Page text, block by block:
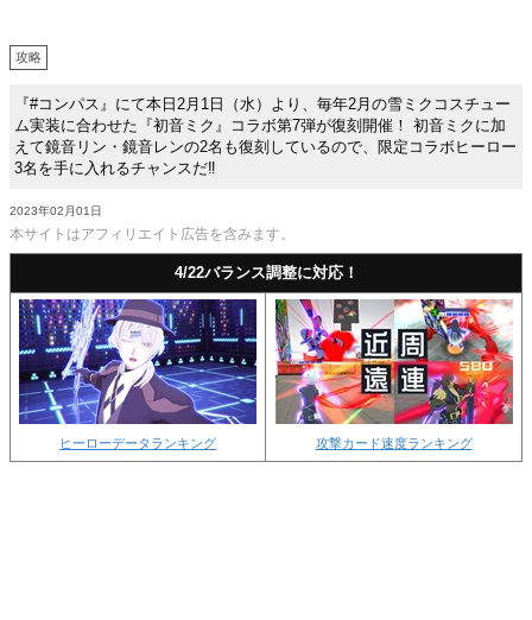
攻略
『#コンパス』にて本日2月1日（水）より、毎年2月の雪ミクコスチュー
ム実装に合わせた『初音ミク』コラボ第7弾が復刻開催！ 初音ミクに加
えて鏡音リン・鏡音レンの2名も復刻しているので、限定コラボヒーロー
3名を手に入れるチャンスだ‼️
2023年02月01日
本サイトはアフィリエイト広告を含みます。
4/22バランス調整に対応！
ヒーローデータランキング 攻撃カード速度ランキング